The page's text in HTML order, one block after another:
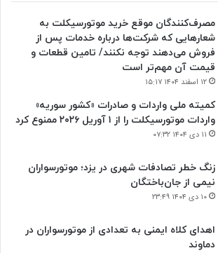
مصرف‌کنندگان موقع خرید موتورسیکلت به
شعارهایی که شرکت‌ها درباره خدمات پس از
فروش می‌دهند توجه نکنند/ تامین قطعات و
قیمت آن مهم‌تر است
۱۲ اسفند ۱۴۰۴ ۱۵:۱۷
کمیته ملی واردات و صادرات «کشور سوریه»
واردات موتورسیکلت را از ۱ آوریل ۲۰۲۶ ممنوع کرد
۱۱ دی ۱۴۰۴ ۰۷:۳۲
زنگ خطر تصادفات شهری در یزد؛ موتورسواران
نیمی از جان‌باختگان
۱۰ دی ۱۴۰۴ ۲۳:۴۹
اهدای کلاه ایمنی به تعدادی از موتورسواران در
دماوند